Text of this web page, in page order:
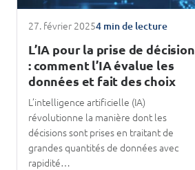
27. février 20254 min de lecture
L’IA pour la prise de décision
: comment l’IA évalue les
données et fait des choix
L’intelligence artificielle (IA)
révolutionne la manière dont les
décisions sont prises en traitant de
grandes quantités de données avec
rapidité…